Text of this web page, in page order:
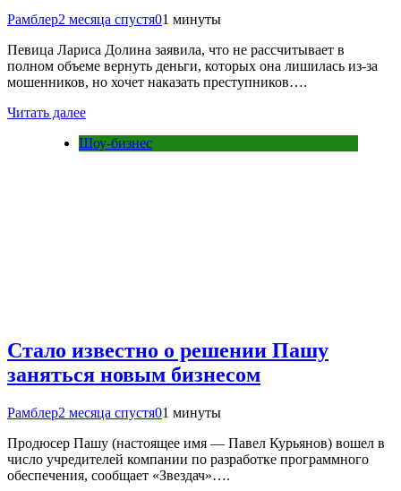
Рамблер2 месяца спустя01 минуты
Певица Лариса Долина заявила, что не рассчитывает в
полном объеме вернуть деньги, которых она лишилась из-за
мошенников, но хочет наказать преступников….
Читать далее
Шоу-бизнес
Стало известно о решении Пашу
заняться новым бизнесом
Рамблер2 месяца спустя01 минуты
Продюсер Пашу (настоящее имя — Павел Курьянов) вошел в
число учредителей компании по разработке программного
обеспечения, сообщает «Звездач»….